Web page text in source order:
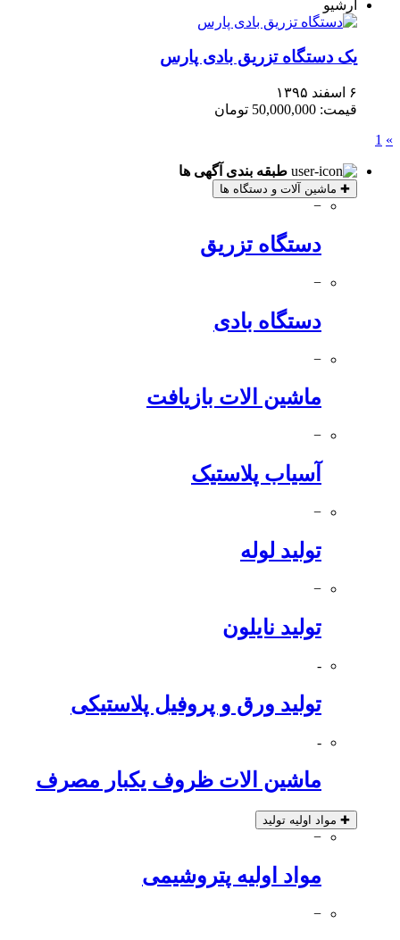
آرشیو
یک دستگاه تزریق بادی پارس
۶ اسفند ۱۳۹۵
قیمت: 50,000,000 تومان
»
1
طبقه بندی آگهی ها
✚ ماشین آلات و دستگاه ها
−
دستگاه تزریق
−
دستگاه بادی
−
ماشین الات بازیافت
−
آسیاب پلاستیک
−
تولید لوله
−
تولید نایلون
-
تولید ورق و پروفیل پلاستیکی
-
ماشین الات ظروف یکبار مصرف
✚ مواد اولیه تولید
−
مواد اولیه پتروشیمی
−